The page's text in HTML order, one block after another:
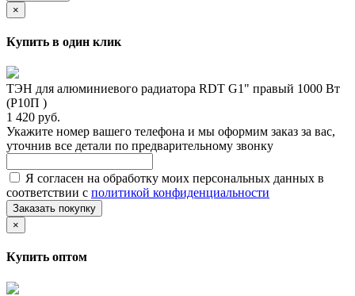
×
Купить в один клик
ТЭН для алюминиевого радиатора RDT G1" правый 1000 Вт
(Р10П )
1 420 руб.
Укажите номер вашего телефона и мы оформим заказ за вас,
уточнив все детали по предварительному звонку
Я согласен на обработку моих персональных данных в
соответствии с политикой конфиденциальности
Заказать покупку
×
Купить оптом